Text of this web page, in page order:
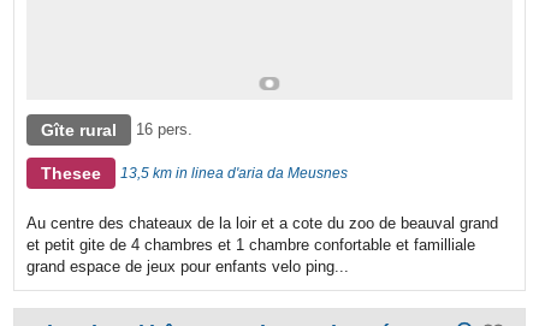
Gîte rural 16 pers.
Thesee 13,5 km in linea d'aria da Meusnes
Au centre des chateaux de la loir et a cote du zoo de beauval grand
et petit gite de 4 chambres et 1 chambre confortable et familliale
grand espace de jeux pour enfants velo ping...